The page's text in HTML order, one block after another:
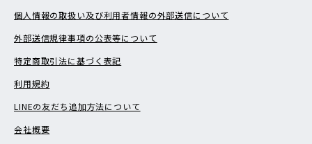
個人情報の取扱い及び利用者情報の外部送信について
外部送信規律事項の公表等について
特定商取引法に基づく表記
利用規約
LINEの友だち追加方法について
会社概要